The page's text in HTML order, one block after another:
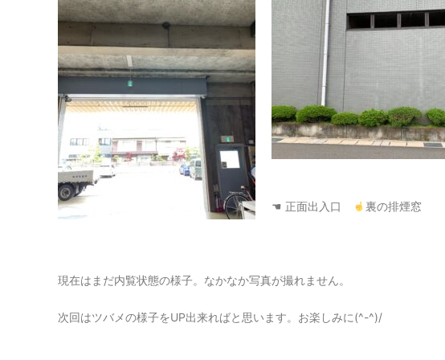
☚ 正面出入口 裏の排煙窓
現在はまだ内覧状態の様子。なかなか写真が撮れません。
次回はツバメの様子をUP出来ればと思います。お楽しみに(^-^)/